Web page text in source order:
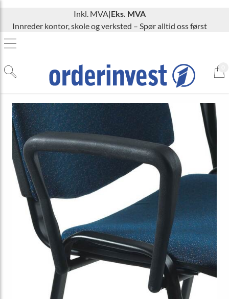
Inkl. MVA|Eks. MVA
Innreder kontor, skole og verksted – Spør alltid oss først